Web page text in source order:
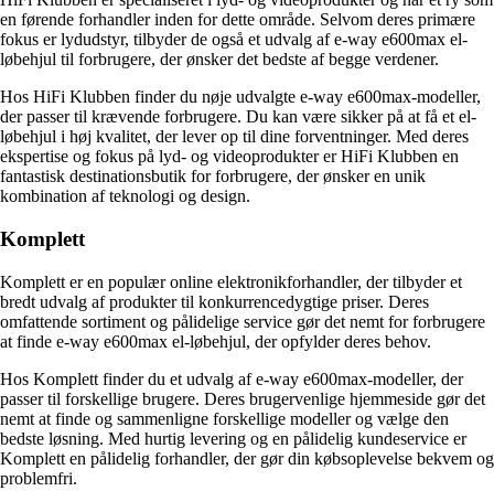
en førende forhandler inden for dette område. Selvom deres primære
fokus er lydudstyr, tilbyder de også et udvalg af e-way e600max el-
løbehjul til forbrugere, der ønsker det bedste af begge verdener.
Hos HiFi Klubben finder du nøje udvalgte e-way e600max-modeller,
der passer til krævende forbrugere. Du kan være sikker på at få et el-
løbehjul i høj kvalitet, der lever op til dine forventninger. Med deres
ekspertise og fokus på lyd- og videoprodukter er HiFi Klubben en
fantastisk destinationsbutik for forbrugere, der ønsker en unik
kombination af teknologi og design.
Komplett
Komplett er en populær online elektronikforhandler, der tilbyder et
bredt udvalg af produkter til konkurrencedygtige priser. Deres
omfattende sortiment og pålidelige service gør det nemt for forbrugere
at finde e-way e600max el-løbehjul, der opfylder deres behov.
Hos Komplett finder du et udvalg af e-way e600max-modeller, der
passer til forskellige brugere. Deres brugervenlige hjemmeside gør det
nemt at finde og sammenligne forskellige modeller og vælge den
bedste løsning. Med hurtig levering og en pålidelig kundeservice er
Komplett en pålidelig forhandler, der gør din købsoplevelse bekvem og
problemfri.